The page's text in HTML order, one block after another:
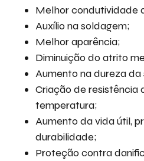
Melhor condutividade
Auxílio na soldagem;
Melhor aparência;
Diminuição do atrito
Aumento na dureza
Criação de resistência
temperatura;
Aumento da vida útil,
durabilidade;
Proteção contra